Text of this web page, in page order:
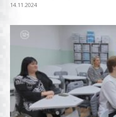
14.11.2024